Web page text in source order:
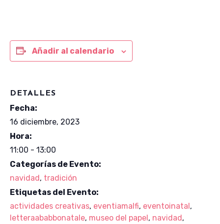
Añadir al calendario
DETALLES
Fecha:
16 diciembre, 2023
Hora:
11:00 - 13:00
Categorías de Evento:
navidad, tradición
Etiquetas del Evento:
actividades creativas, eventiamalfi, eventoinatal,
letteraababbonatale, museo del papel, navidad,